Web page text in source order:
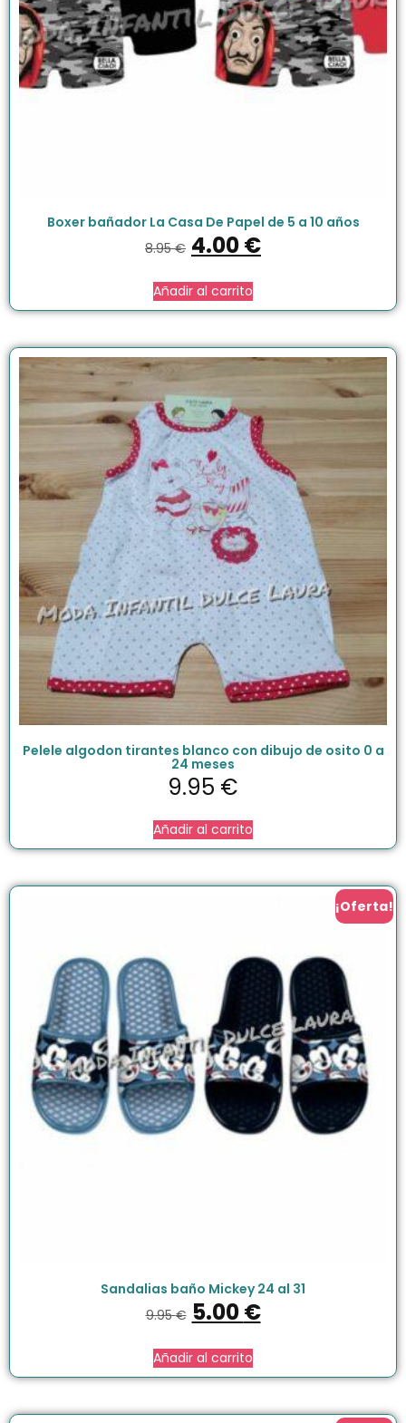
Boxer bañador La Casa De Papel de 5 a 10 años
8.95€ 4.00€
Añadir al carrito
Pelele algodon tirantes blanco con dibujo de osito 0 a
24 meses
9.95 €
Añadir al carrito
¡Oferta!
Sandalias baño Mickey 24 al 31
9.95€ 5.00€
Añadir al carrito